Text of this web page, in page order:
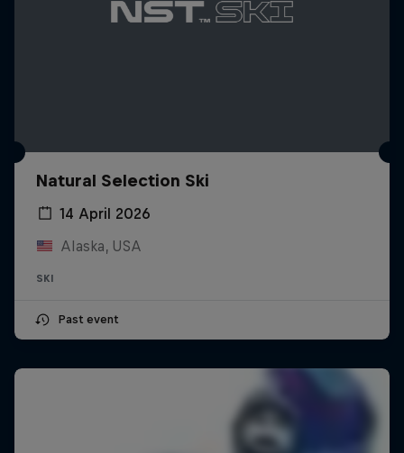
Natural Selection Ski
14 April 2026
Alaska, USA
SKI
Past event